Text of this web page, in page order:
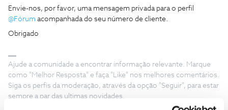
Envie-nos, por favor, uma mensagem privada para o perfil
@Fórum acompanhada do seu número de cliente.
Obrigado
Ajude a comunidade a encontrar informação relevante. Marque
como "Melhor Resposta" e faça "Like" nos melhores comentários.
Siga os perfis da moderação, através da opção "Seguir", para estar
sempre a par das ultimas novidades.